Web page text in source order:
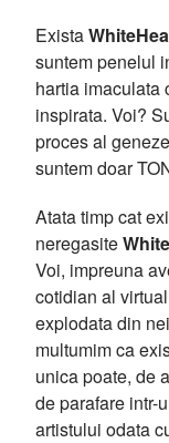
Exista
suntem penelul
hartia imaculata
inspirata. Voi?
proces al
suntem doar
Atata timp cat
neregasite
Voi, impreuna
cotidian al
explodata din
multumim ca
unica poate, de
de parafare intr-
artistului odata